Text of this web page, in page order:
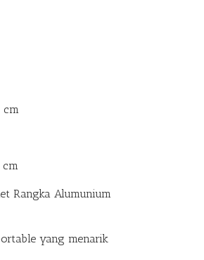
Rangka Alumunium
yang menarik